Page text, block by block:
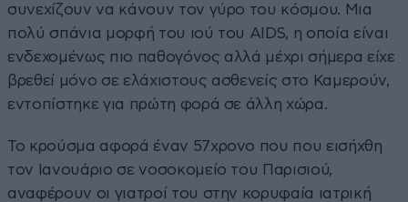
συνεχίζουν να κάνουν τον γύρο του κόσμου. Μια
πολύ σπάνια μορφή του ιού του AIDS, η οποία είναι
ενδεχομένως πιο παθογόνος αλλά μέχρι σήμερα είχε
βρεθεί μόνο σε ελάχιστους ασθενείς στο Καμερούν,
εντοπίστηκε για πρώτη φορά σε άλλη χώρα.
Το κρούσμα αφορά έναν 57χρονο που που εισήχθη
τον Ιανουάριο σε νοσοκομείο του Παρισιού,
αναφέρουν οι γιατροί του στην κορυφαία ιατρική